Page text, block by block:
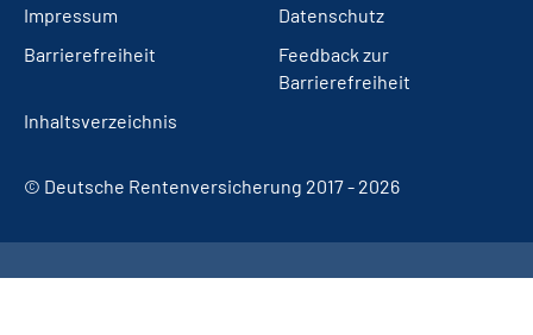
Impressum
Datenschutz
Barrierefreiheit
Feedback zur
Barrierefreiheit
Inhaltsverzeichnis
© Deutsche Rentenversicherung 2017 - 2026